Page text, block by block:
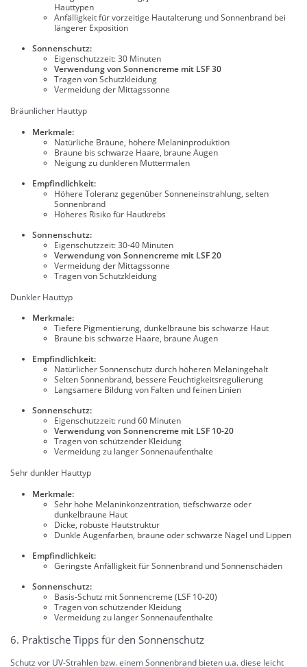
Hauttypen
Anfälligkeit für vorzeitige Hautalterung und Sonnenbrand bei
längerer Exposition
Sonnenschutz:
Eigenschutzzeit: 30 Minuten
Verwendung von Sonnencreme mit LSF 30
Tragen von Schutzkleidung
Vermeidung der Mittagssonne
Bräunlicher Hauttyp
Merkmale:
Natürliche Bräune, höhere Melaninproduktion
Braune bis schwarze Haare, braune Augen
Neigung zu dunkleren Muttermalen
Empfindlichkeit:
Höhere Toleranz gegenüber Sonneneinstrahlung, selten
Sonnenbrand
Höheres Risiko für Hautkrebs
Sonnenschutz:
Eigenschutzzeit: 30-40 Minuten
Verwendung von Sonnencreme mit LSF 20
Vermeidung der Mittagssonne
Tragen von Schutzkleidung
Dunkler Hauttyp
Merkmale:
Tiefere Pigmentierung, dunkelbraune bis schwarze Haut
Braune bis schwarze Haare, braune Augen
Empfindlichkeit:
Natürlicher Sonnenschutz durch höheren Melaningehalt
Selten Sonnenbrand, bessere Feuchtigkeitsregulierung
Langsamere Bildung von Falten und feinen Linien
Sonnenschutz:
Eigenschutzzeit: rund 60 Minuten
Verwendung von Sonnencreme mit LSF 10-20
Tragen von schützender Kleidung
Vermeidung zu langer Sonnenaufenthalte
Sehr dunkler Hauttyp
Merkmale:
Sehr hohe Melaninkonzentration, tiefschwarze oder
dunkelbraune Haut
Dicke, robuste Hautstruktur
Dunkle Augenfarben, braune oder schwarze Nägel und Lippen
Empfindlichkeit:
Geringste Anfälligkeit für Sonnenbrand und Sonnenschäden
Sonnenschutz:
Basis-Schutz mit Sonnencreme (LSF 10-20)
Tragen von schützender Kleidung
Vermeidung zu langer Sonnenaufenthalte
6. Praktische Tipps für den Sonnenschutz
Schutz vor UV-Strahlen bzw. einem Sonnenbrand bieten u.a. diese leicht